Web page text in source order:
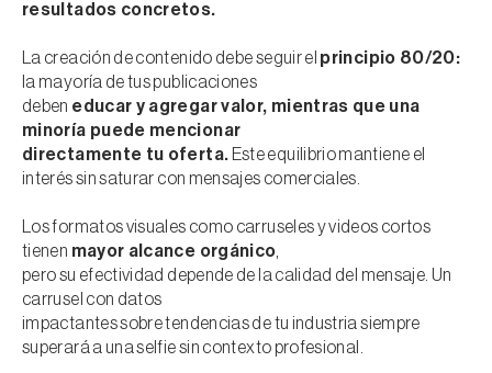
resultados concretos.
La creación de contenido debe seguir el principio 80/20:
la mayoría de tus publicaciones
deben educar y agregar valor, mientras que una
minoría puede mencionar
directamente tu oferta. Este equilibrio mantiene el
interés sin saturar con mensajes comerciales.
Los formatos visuales como carruseles y videos cortos
tienen mayor alcance orgánico
pero su efectividad depende de la calidad del mensaje. Un
carrusel con datos
impactantes sobre tendencias de tu industria siempre
superará a una selfie sin contexto profesional.